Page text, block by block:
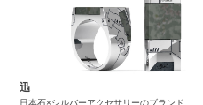
迅
日本石×シルバーアクセサリーのブランド